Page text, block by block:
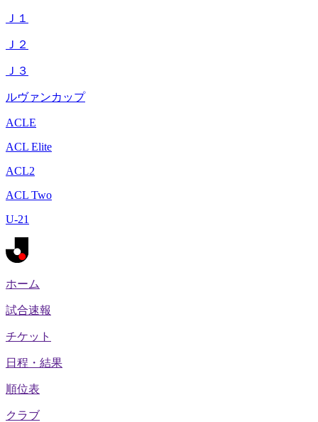
Ｊ１
Ｊ２
Ｊ３
ルヴァンカップ
ACLE
ACL Elite
ACL2
ACL Two
U-21
ホーム
試合速報
チケット
日程・結果
順位表
クラブ